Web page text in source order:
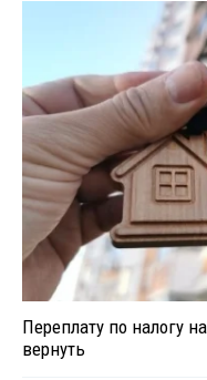
Переплату по налогу
вернуть